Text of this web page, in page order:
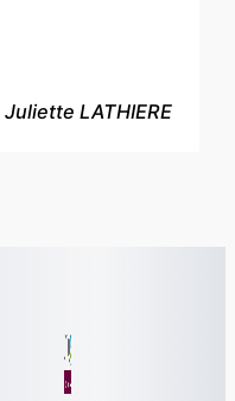
Juliette LATHIERE